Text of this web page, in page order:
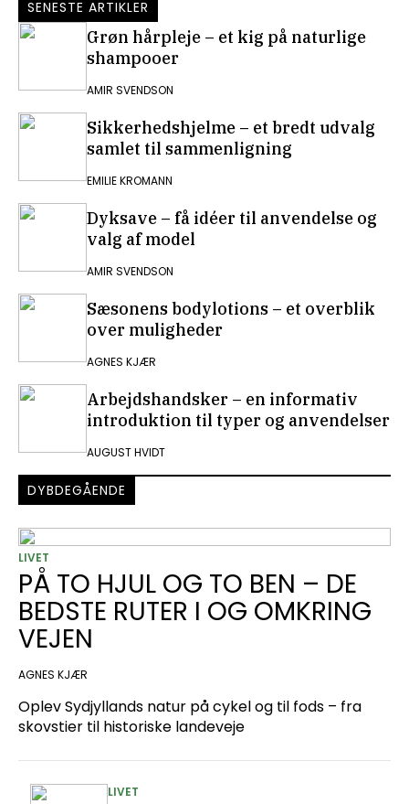
SENESTE ARTIKLER
Grøn hårpleje – et kig på naturlige
shampooer
AMIR SVENDSON
Sikkerhedshjelme – et bredt udvalg
samlet til sammenligning
EMILIE KROMANN
Dyksave – få idéer til anvendelse og
valg af model
AMIR SVENDSON
Sæsonens bodylotions – et overblik
over muligheder
AGNES KJÆR
Arbejdshandsker – en informativ
introduktion til typer og anvendelser
AUGUST HVIDT
DYBDEGÅENDE
PÅ TO HJUL OG TO BEN – DE
BEDSTE RUTER I OG OMKRING
VEJEN
Oplev Sydjyllands natur på cykel og til fods – fra
skovstier til historiske landeveje
LIVET
AGNES KJÆR
LIVET